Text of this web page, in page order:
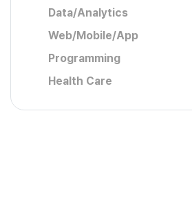
Data/Analytics
Web/Mobile/App
Programming
Health Care